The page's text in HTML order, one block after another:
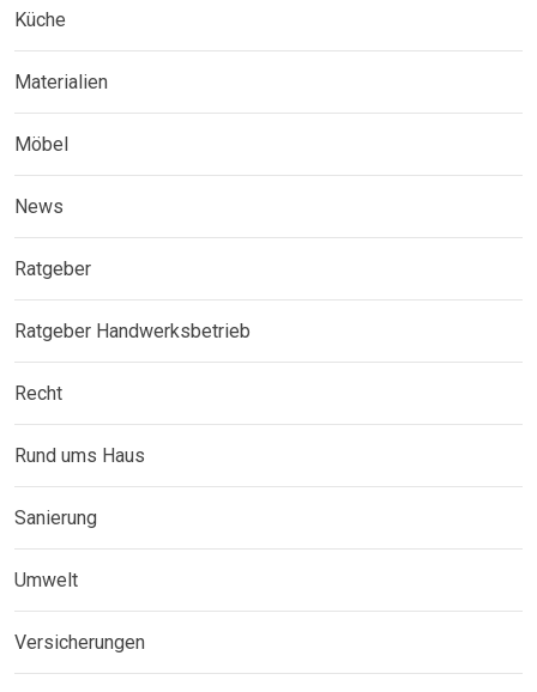
Küche
Materialien
Möbel
News
Ratgeber
Ratgeber Handwerksbetrieb
Recht
Rund ums Haus
Sanierung
Umwelt
Versicherungen